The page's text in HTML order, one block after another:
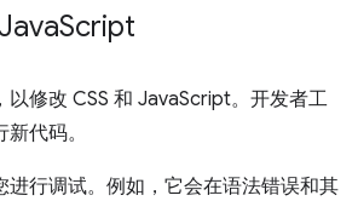
Script
以修改 CSS 和 JavaScript。开发者工
代码。
进行调试。例如，它会在语法错误和其